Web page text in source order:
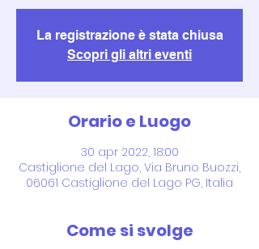
La registrazione è stata chiusa
Scopri gli altri eventi
Orario e Luogo
30 apr 2022, 18:00
Castiglione del Lago, Via Bruno Buozzi,
06061 Castiglione del Lago PG, Italia
Come si svolge